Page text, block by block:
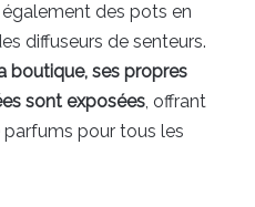
des pots en
diffuseurs de senteurs.
boutique, ses propres
sont exposées, offrant
pour tous les